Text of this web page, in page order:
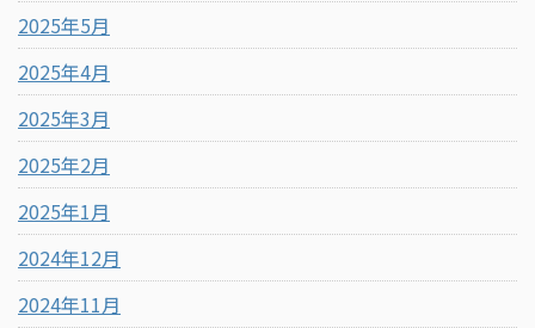
2025年5月
2025年4月
2025年3月
2025年2月
2025年1月
2024年12月
2024年11月